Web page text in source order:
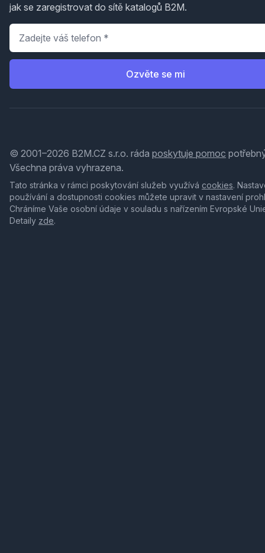
jak se zaregistrovat do sítě katalogů B2M.
Telefon
Ozvěte se mi
© 2001–2026 B2M.CZ s.r.o. ráda poskytuje pomoc
Všechna práva vyhrazena.
Tato stránka v rámci poskytování služeb využívá cookies.
používání a dostupnosti cookies můžete upravit v nastavení
Chráníme Vaše osobní údaje v souladu s nařízením Evropské
Detaily zde.